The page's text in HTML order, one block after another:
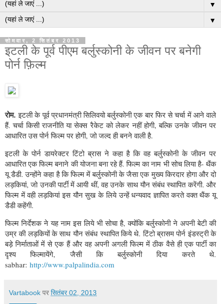
▼
▼
सोमवार, 2 सितंबर 2013
इटली के पूर्व पीएम बर्लुस्कोनी के जीवन पर बनेगी
पोर्न फ़िल्म
रोम. इटली के पूर्व प्रधानमंत्री सिलिवयो बर्लुस्‍कोनी एक बार फिर से चर्चा में आने वाले
हैं. चर्चा किसी राजनीति या सेक्‍स रैकेट को लेकर नहीं होगी, बल्कि उनके जीवन पर
आधारित उस पोर्न फिल्‍म पर होगी, जो जल्‍द ही बनने वाली है.
इटली के पोर्न डायरेक्‍टर टिंटो ब्रास ने कहा है कि वह बर्लुस्‍कोनी के जीवन पर
आधारित एक फिल्‍म बनाने की योजना बना रहे हैं. फिल्‍म का नाम भी सोच लिया है- थैंक
यू डैडी. उन्‍होंने कहा है कि फिल्‍म में बर्लुस्‍कोनी के जैसा एक मुख्‍य किरदार होगा और दो
लड़कियां, जो उनकी पार्टी में आयी थीं, वह उनके साथ यौन संबंध स्‍थापित करेंगी. और
फिल्‍म में वही लड़कियां इस यौन सुख के लिये उन्‍हें धन्‍यवाद ज्ञापित करते वक्‍त थैंक यू
डैडी कहेंगी.
फिल्‍म निर्देशक ने यह नाम इस लिये भी सोचा है, क्‍योंकि बर्लुस्‍कोनी ने अपनी बेटी की
उम्र की लड़कियों के साथ यौन संबंध स्‍थापित किये थे. टिंटो ब्रासम पोर्न इंडस्‍ट्री के
बड़े निर्माताओं में से एक हैं और वह अपनी अगली फिल्‍म में ठीक वैसे ही एक पार्टी का
दृश्‍य फिल्‍मायेंगे, जैसी कि बर्लुस्‍कोनी दिया करते थे.
sabhar: http://www.palpalindia.com
Vartabook पर सितंबर 02, 2013